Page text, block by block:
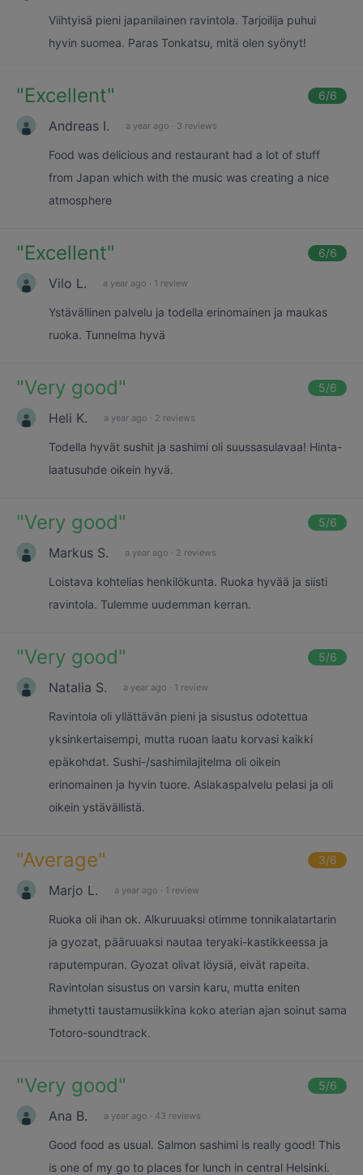
Viihtyisä pieni japanilainen ravintola. Tarjoilija puhui
hyvin suomea. Paras Tonkatsu, mitä olen syönyt!
"Excellent" 6/6
Andreas I. a year ago · 3 reviews
Food was delicious and restaurant had a lot of stuff
from Japan which with the music was creating a nice
atmosphere
"Excellent" 6/6
Vilo L. a year ago · 1 review
Ystävällinen palvelu ja todella erinomainen ja maukas
ruoka. Tunnelma hyvä
"Very good" 5/6
Heli K. a year ago · 2 reviews
Todella hyvät sushit ja sashimi oli suussasulavaa! Hinta-
laatusuhde oikein hyvä.
"Very good" 5/6
Markus S. a year ago · 2 reviews
Loistava kohtelias henkilökunta. Ruoka hyvää ja siisti
ravintola. Tulemme uudemman kerran.
"Very good" 5/6
Natalia S. a year ago · 1 review
Ravintola oli yllättävän pieni ja sisustus odotettua
yksinkertaisempi, mutta ruoan laatu korvasi kaikki
epäkohdat. Sushi-/sashimilajitelma oli oikein
erinomainen ja hyvin tuore. Asiakaspalvelu pelasi ja oli
oikein ystävällistä.
"Average" 3/6
Marjo L. a year ago · 1 review
Ruoka oli ihan ok. Alkuruuaksi otimme tonnikalatartarin
ja gyozat, pääruuaksi nautaa teryaki-kastikkeessa ja
raputempuran. Gyozat olivat löysiä, eivät rapeita.
Ravintolan sisustus on varsin karu, mutta eniten
ihmetytti taustamusiikkina koko aterian ajan soinut sama
Totoro-soundtrack.
"Very good" 5/6
Ana B. a year ago · 43 reviews
Good food as usual. Salmon sashimi is really good! This
is one of my go to places for lunch in central Helsinki.